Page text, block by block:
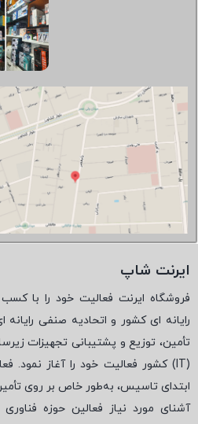
ایرنت شاپ
فروشگاه ایرنت فعالیت خود را با
رایانه ای کشور و اتحادیه صنفی
تأمین، توزیع و پشتیبانی تجهیزات
(
IT) کشور فعالیت خود را آغاز نمود.
ابتدای تاسیس، به‌طور خاص بر روی
آشنای مورد نیاز فعالین حوزه